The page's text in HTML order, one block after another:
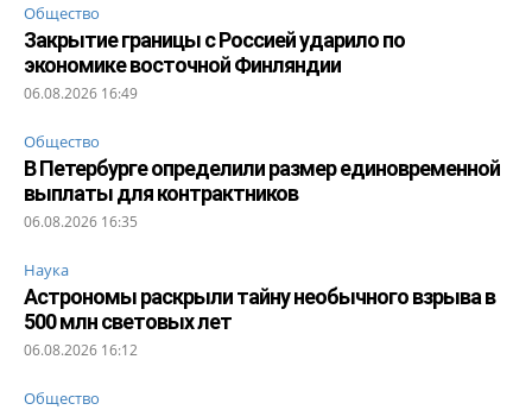
Общество
Закрытие границы с Россией ударило по
экономике восточной Финляндии
06.08.2026 16:49
Общество
В Петербурге определили размер единовременной
выплаты для контрактников
06.08.2026 16:35
Наука
Астрономы раскрыли тайну необычного взрыва в
500 млн световых лет
06.08.2026 16:12
Общество